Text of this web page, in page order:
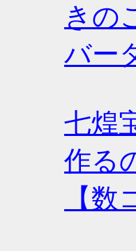
きの
バー
七煌
作る
【